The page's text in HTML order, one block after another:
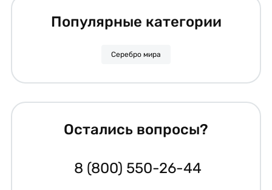
Популярные категории
Серебро мира
Остались вопросы?
8 (800) 550-26-44